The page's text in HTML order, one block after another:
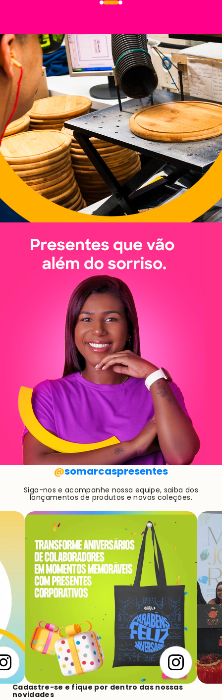
@somarcaspresentes
Siga-nos e acompanhe nossa equipe, saiba dos
lançamentos de produtos e novas coleções.
Cadastre-se e fique por dentro das nossas
novidades